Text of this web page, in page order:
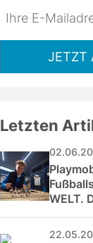
Do
*Ihre
Mailadresse:
JETZT
Letzten
WELT.